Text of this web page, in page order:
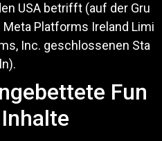
USA betrifft (auf der Gru
Platforms Ireland Limi
Inc. geschlossenen Sta
Fun